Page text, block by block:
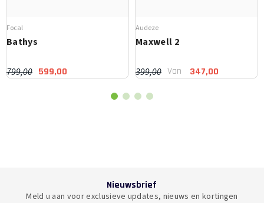
Focal
Bathys
799,00 599,00
Audeze
Maxwell 2
399,00 Van 347,00
Nieuwsbrief
Meld u aan voor exclusieve updates, nieuws en kortingen